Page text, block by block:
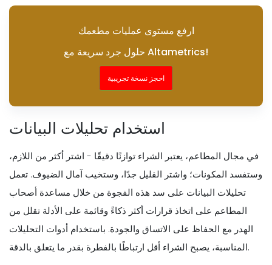
ارفع مستوى عمليات مطعمك
حلول جرد سريعة مع Altametrics!
احجز نسخة تجريبية
استخدام تحليلات البيانات
في مجال المطاعم، يعتبر الشراء توازنًا دقيقًا - اشتر أكثر من اللازم،
وستفسد المكونات؛ واشتر القليل جدًا، وستخيب آمال الضيوف. تعمل
تحليلات البيانات على سد هذه الفجوة من خلال مساعدة أصحاب
المطاعم على اتخاذ قرارات أكثر ذكاءً وقائمة على الأدلة تقلل من
الهدر مع الحفاظ على الاتساق والجودة. باستخدام أدوات التحليلات
المناسبة، يصبح الشراء أقل ارتباطًا بالفطرة بقدر ما يتعلق بالدقة.